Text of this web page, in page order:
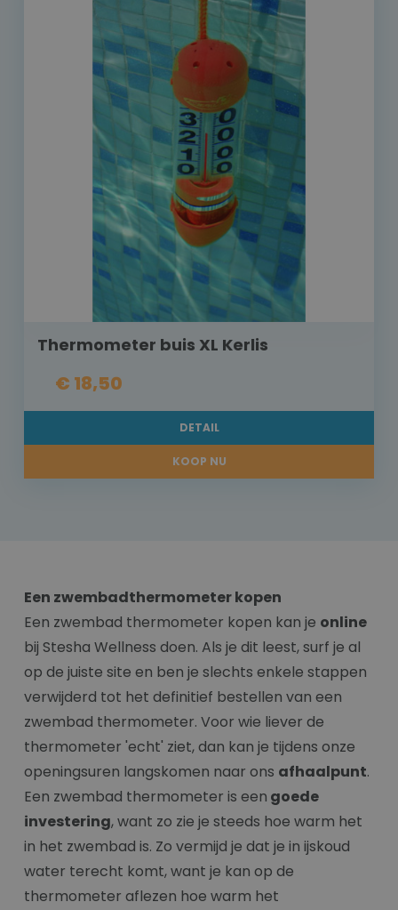
Thermometer buis XL Kerlis
€ 18,50
DETAIL
KOOP NU
Een zwembadthermometer kopen
Een zwembad thermometer kopen kan je online
bij Stesha Wellness doen. Als je dit leest, surf je al
op de juiste site en ben je slechts enkele stappen
verwijderd tot het definitief bestellen van een
zwembad thermometer. Voor wie liever de
thermometer 'echt' ziet, dan kan je tijdens onze
openingsuren langskomen naar ons afhaalpunt.
Een zwembad thermometer is een goede
investering, want zo zie je steeds hoe warm het
in het zwembad is. Zo vermijd je dat je in ijskoud
water terecht komt, want je kan op de
thermometer aflezen hoe warm het